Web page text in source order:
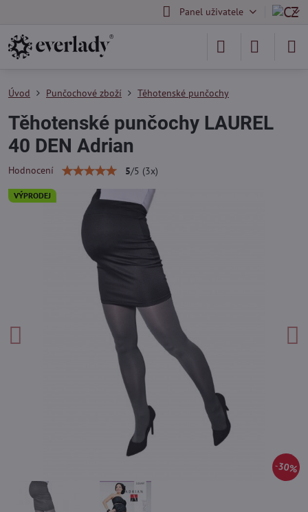
Panel uživatele
VÝPRODEJ
30%
Úvod Punčochové zboží Těhotenské punčochy
Těhotenské punčochy LAUREL
40 DEN Adrian
Hodnocení 5/5 (3x)